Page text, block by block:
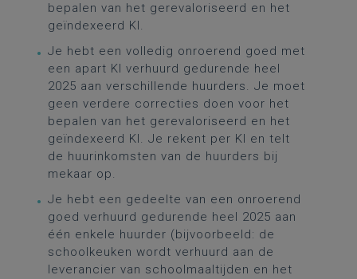
bepalen van het gerevaloriseerd en het
geïndexeerd KI.
Je hebt een volledig onroerend goed met
een apart KI verhuurd gedurende heel
2025 aan verschillende huurders. Je moet
geen verdere correcties doen voor het
bepalen van het gerevaloriseerd en het
geïndexeerd KI. Je rekent per KI en telt
de huurinkomsten van de huurders bij
mekaar op.
Je hebt een gedeelte van een onroerend
goed verhuurd gedurende heel 2025 aan
één enkele huurder (bijvoorbeeld: de
schoolkeuken wordt verhuurd aan de
leverancier van schoolmaaltijden en het